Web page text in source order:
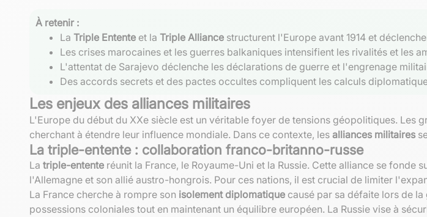
À retenir :
La Triple Entente et la Triple Alliance structurent l'Europe avant 1914 et
Les crises marocaines et les guerres balkaniques intensifient les rivalités et les
L'attentat de Sarajevo déclenche les déclarations de guerre et l'engrenage
Des accords secrets et des pactes occultes compliquent les calculs
Les enjeux des alliances militaires
L'Europe du début du XXe siècle est un véritable foyer de tensions géopolitiques. Les
cherchant à étendre leur influence mondiale. Dans ce contexte, les alliances militaires
La triple-entente : collaboration franco-britanno-russe
La triple-entente réunit la France, le Royaume-Uni et la Russie. Cette alliance se
l'Allemagne et son allié austro-hongrois. Pour ces nations, il est crucial de limiter
La France cherche à rompre son isolement diplomatique causé par sa défaite lors de
possessions coloniales tout en maintenant un équilibre européen. La Russie vise à